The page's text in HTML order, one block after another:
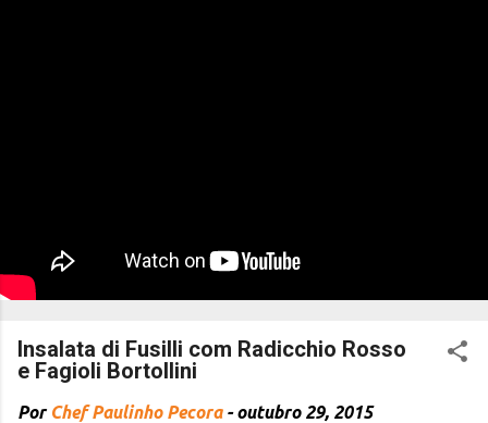
Insalata di Fusilli com Radicchio Rosso
e Fagioli Bortollini
Por Chef Paulinho Pecora -outubro 29, 2015